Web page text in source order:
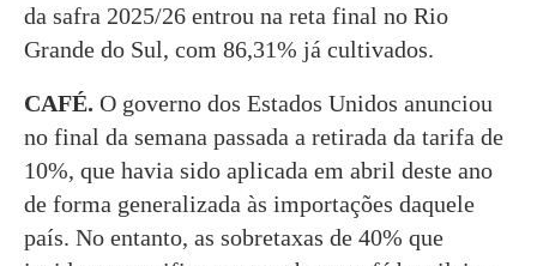
da safra 2025/26 entrou na reta final no Rio
Grande do Sul, com 86,31% já cultivados.
CAFÉ. O governo dos Estados Unidos anunciou
no final da semana passada a retirada da tarifa de
10%, que havia sido aplicada em abril deste ano
de forma generalizada às importações daquele
país. No entanto, as sobretaxas de 40% que